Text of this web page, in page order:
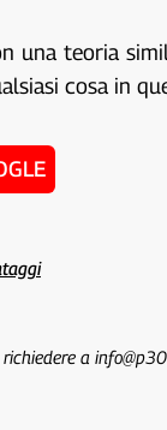
teoria
cosa in
a